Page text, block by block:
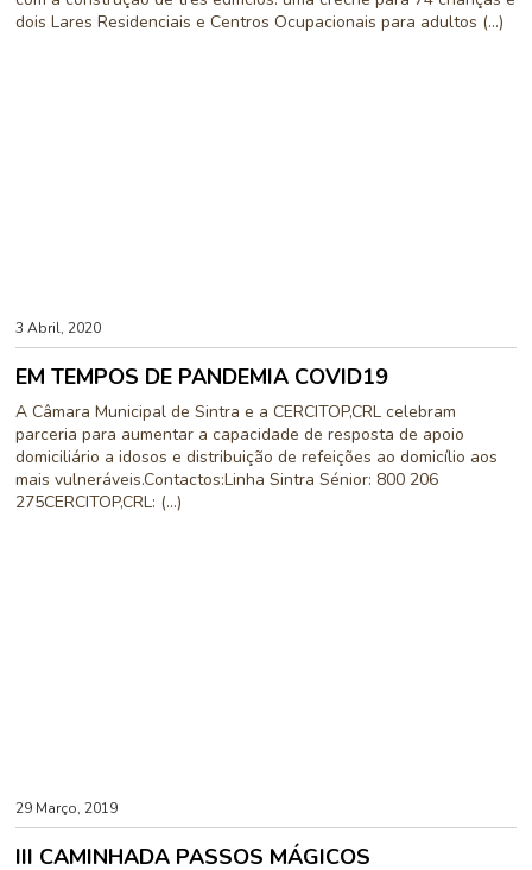
dois Lares Residenciais e Centros Ocupacionais para adultos (...)
3 Abril, 2020
EM TEMPOS DE PANDEMIA COVID19
A Câmara Municipal de Sintra e a CERCITOP,CRL celebram
parceria para aumentar a capacidade de resposta de apoio
domiciliário a idosos e distribuição de refeições ao domicílio aos
mais vulneráveis.Contactos:Linha Sintra Sénior: 800 206
275CERCITOP,CRL: (...)
29 Março, 2019
III CAMINHADA PASSOS MÁGICOS